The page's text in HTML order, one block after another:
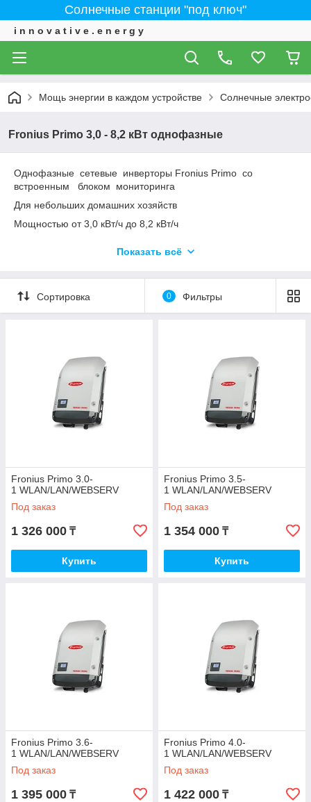
Солнечные станции "под ключ"
i n n o v a t i v e . e n e r g y
Мощь энергии в каждом устройстве Солнечные
Fronius Primo 3,0 - 8,2 кВт однофазные
Однофазные сетевые инверторы Fronius Primo со
встроенным блоком мониторинга
Для небольших домашних хозяйств
Мощностью от 3,0 кВт/ч до 8,2 кВт/ч
Блок мониторинга WLAN/LAN/WEBSERV - управление через
Пример мониторинга нашего офиса
Показать всё
Сортировка 0 Фильтры
Fronius Primo 3.0‐
1 WLAN/LAN/WEBSERV
Под заказ
1 326 000 ₸
Купить
Fronius Primo 3.5‐
1 WLAN/LAN/WEBSERV
Под заказ
1 354 000 ₸
Купить
Fronius Primo 3.6‐
1 WLAN/LAN/WEBSERV
Под заказ
1 395 000 ₸
Fronius Primo 4.0‐
1 WLAN/LAN/WEBSERV
Под заказ
1 422 000 ₸